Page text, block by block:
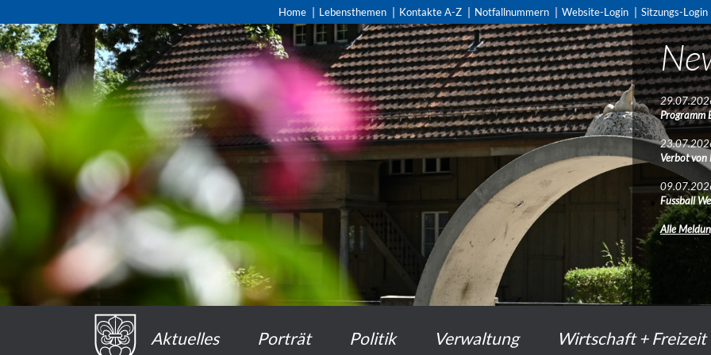
Home Lebensthemen Kontakte A-Z Notfallnummern Website-Login Sitzungs-Login
Programm
Verbot von
Fussball
Alle
Programm
Verbot von
Fussball
Alle
Aktuelles Porträt Politik Verwaltung Wirtschaft + Freizeit